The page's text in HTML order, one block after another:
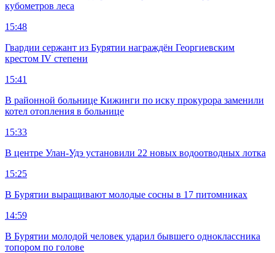
кубометров леса
15:48
Гвардии сержант из Бурятии награждён Георгиевским
крестом IV степени
15:41
В районной больнице Кижинги по иску прокурора заменили
котел отопления в больнице
15:33
В центре Улан-Удэ установили 22 новых водоотводных лотка
15:25
В Бурятии выращивают молодые сосны в 17 питомниках
14:59
В Бурятии молодой человек ударил бывшего одноклассника
топором по голове